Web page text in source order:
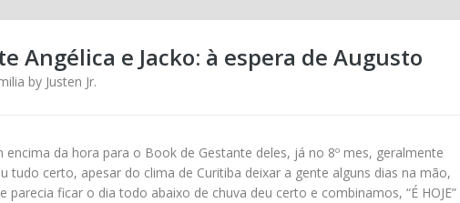
Angélica e Jacko: à espera de Augusto
by Justen Jr.
encima da hora para o Book de Gestante deles, já no 8º mes, geralmente
tudo certo, apesar do clima de Curitiba deixar a gente alguns dias na mão,
parecia ficar o dia todo abaixo de chuva deu certo e combinamos, “É HOJE”